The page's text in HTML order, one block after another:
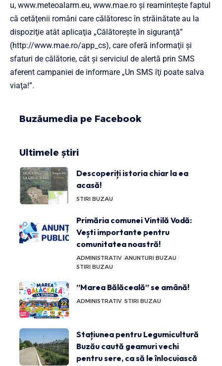
u, www.meteoalarm.eu, www.mae.ro şi reaminteşte faptul
că cetăţenii români care călătoresc în străinătate au la
dispoziţie atât aplicaţia „Călătoreşte în siguranţă”
(http://www.mae.ro/app_cs), care oferă informaţii şi
sfaturi de călătorie, cât şi serviciul de alertă prin SMS
aferent campaniei de informare „Un SMS îţi poate salva
viaţa!”.
Buzăumedia pe Facebook
Ultimele știri
Descoperiți istoria chiar la ea
acasă!
STIRI BUZAU
Primăria comunei Vintilă Vodă:
Vești importante pentru
comunitatea noastră!
ADMINISTRATIV ANUNTURI BUZAU
STIRI BUZAU
”Marea Bălăceală” se amână!
ADMINISTRATIV STIRI BUZAU
Stațiunea pentru Legumicultură
Buzău caută geamuri vechi
pentru sere, ca să le înlocuiască